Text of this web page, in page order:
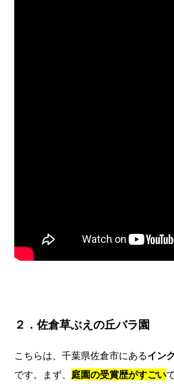
２．佐倉草ぶえの丘バラ園
こちらは、千葉県佐倉市にあるイン
です。まず、 庭園の受賞歴がすごい